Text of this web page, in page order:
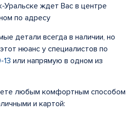
Уральске ждет Вас в центре
по адресу
детали всегда в наличии, но
нюанс у специалистов по
13 или напрямую в одном из
любым комфортным способом
и картой: